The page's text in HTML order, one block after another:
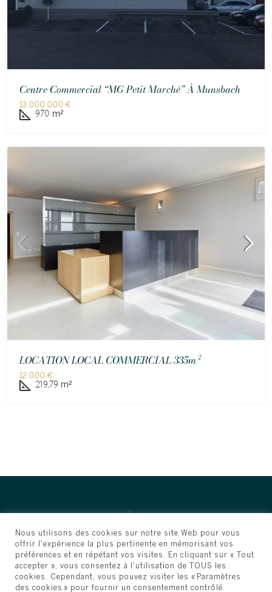
Centre Commercial “MG Petit Marché” À Munsbach
13 000 000 €
970 m²
LOCATION LOCAL COMMERCIAL 335m²
12 000 €
219,79 m²
Nous utilisons des cookies sur notre site Web pour vous
offrir l'expérience la plus pertinente en mémorisant vos
préférences et en répétant vos visites. En cliquant sur « Tout
accepter », vous consentez à l'utilisation de TOUS les
cookies. Cependant, vous pouvez visiter les « Paramètres
des cookies » pour fournir un consentement contrôlé.